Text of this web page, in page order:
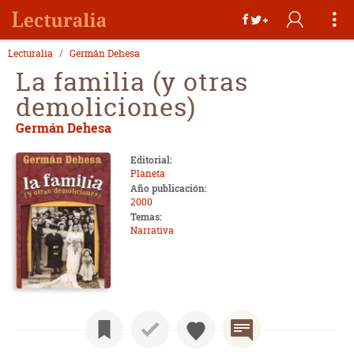
Lecturalia Germán Dehesa
La familia (y otras
demoliciones)
Germán Dehesa
Editorial:
Planeta
Año publicación:
2000
Temas:
Narrativa